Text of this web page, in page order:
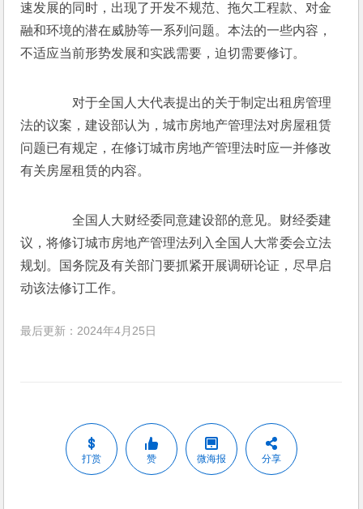
速发展的同时，出现了开发不规范、拖欠工程款、对金
融和环境的潜在威胁等一系列问题。本法的一些内容，
不适应当前形势发展和实践需要，迫切需要修订。
对于全国人大代表提出的关于制定出租房管理
法的议案，建设部认为，城市房地产管理法对房屋租赁
问题已有规定，在修订城市房地产管理法时应一并修改
有关房屋租赁的内容。
全国人大财经委同意建设部的意见。财经委建
议，将修订城市房地产管理法列入全国人大常委会立法
规划。国务院及有关部门要抓紧开展调研论证，尽早启
动该法修订工作。
最后更新：2024年4月25日
打赏 赞 微海报 分享